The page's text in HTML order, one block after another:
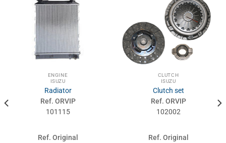
ENGINE
ISUZU
Radiator
Ref. ORVIP
101115
Ref. Original
CLUTCH
ISUZU
Clutch set
Ref. ORVIP
102002
Ref. Original